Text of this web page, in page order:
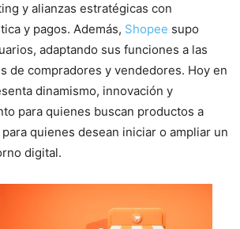
y alianzas estratégicas con
y pagos. Además, Shopee supo
adaptando sus funciones a las
de compradores y vendedores. Hoy en
dinamismo, innovación y
para quienes buscan productos a
quienes desean iniciar o ampliar un
digital.